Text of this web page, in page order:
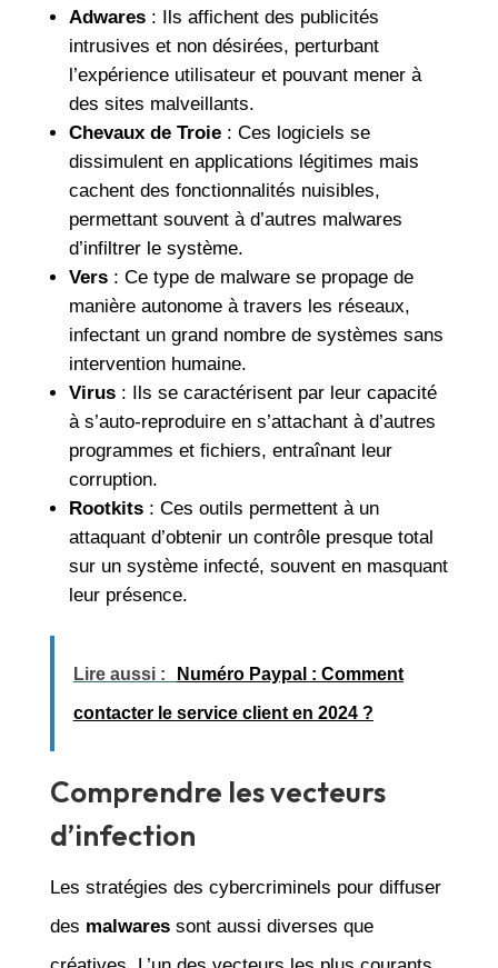
Adwares: Ils affichent des publicités
intrusives et non désirées, perturbant
l’expérience utilisateur et pouvant mener à
des sites malveillants.
Chevaux de Troie: Ces logiciels se
dissimulent en applications légitimes mais
cachent des fonctionnalités nuisibles,
permettant souvent à d’autres malwares
d’infiltrer le système.
Vers: Ce type de malware se propage de
manière autonome à travers les réseaux,
infectant un grand nombre de systèmes sans
intervention humaine.
Virus: Ils se caractérisent par leur capacité
à s’auto-reproduire en s’attachant à d’autres
programmes et fichiers, entraînant leur
corruption.
Rootkits: Ces outils permettent à un
attaquant d’obtenir un contrôle presque total
sur un système infecté, souvent en masquant
leur présence.
Lire aussi : Numéro Paypal : Comment
contacter le service client en 2024 ?
Comprendre les vecteurs
d’infection
Les stratégies des cybercriminels pour diffuser
des malwaressont aussi diverses que